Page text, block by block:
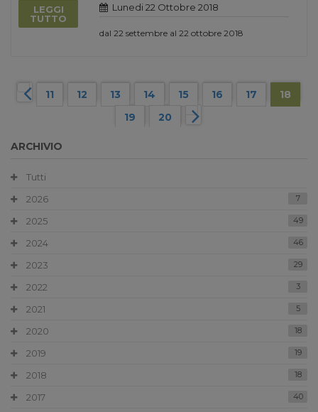
LEGGI
TUTTO
Lunedi 22 Ottobre 2018
dal 22 settembre al 22 ottobre 2018
11 12 13 14 15 16 17
18
19
20
ARCHIVIO
Tutti
2026
7
2025 49
2024 46
2023 29
2022 3
2021 5
2020 18
2019 19
2018 18
2017 40